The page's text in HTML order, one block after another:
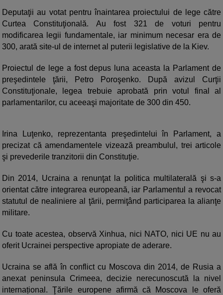
Deputaţii au votat pentru înaintarea proiectului de lege către
Curtea Constituţională. Au fost 321 de voturi pentru
modificarea legii fundamentale, iar minimum necesar era de
300, arată site-ul de internet al puterii legislative de la Kiev.
Proiectul de lege a fost depus luna aceasta la Parlament de
preşedintele ţării, Petro Poroşenko. După avizul Curţii
Constituţionale, legea trebuie aprobată prin votul final al
parlamentarilor, cu aceeaşi majoritate de 300 din 450.
Irina Luţenko, reprezentanta preşedintelui în Parlament, a
precizat că amendamentele vizează preambulul, trei articole
şi prevederile tranzitorii din Constituţie.
Din 2014, Ucraina a renunţat la politica multilaterală şi s-a
orientat către integrarea europeană, iar Parlamentul a revocat
statutul de nealiniere al ţării, permiţând participarea la alianţe
militare.
Cu toate acestea, observă Xinhua, nici NATO, nici UE nu au
oferit Ucrainei perspective apropiate de aderare.
Ucraina se află în conflict cu Moscova din 2014, de Rusia a
anexat peninsula Crimeea, decizie nerecunoscută la nivel
internațional. Ţările europene afirmă că Moscova le oferă